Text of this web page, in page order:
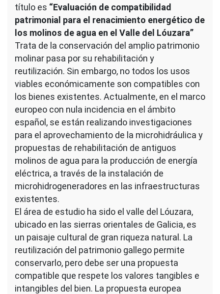
título es “Evaluación de compatibilidad
patrimonial para el renacimiento energético de
los molinos de agua en el Valle del Lóuzara”
Trata de la conservación del amplio patrimonio
molinar pasa por su rehabilitación y
reutilización. Sin embargo, no todos los usos
viables económicamente son compatibles con
los bienes existentes. Actualmente, en el marco
europeo con nula incidencia en el ámbito
español, se están realizando investigaciones
para el aprovechamiento de la microhidráulica y
propuestas de rehabilitación de antiguos
molinos de agua para la producción de energía
eléctrica, a través de la instalación de
microhidrogeneradores en las infraestructuras
existentes.
El área de estudio ha sido el valle del Lóuzara,
ubicado en las sierras orientales de Galicia, es
un paisaje cultural de gran riqueza natural. La
reutilización del patrimonio gallego permite
conservarlo, pero debe ser una propuesta
compatible que respete los valores tangibles e
intangibles del bien. La propuesta europea